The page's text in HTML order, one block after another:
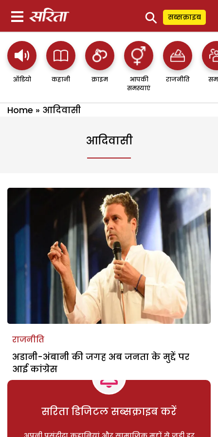
⚲ सब्सक्राइब
ऑडियो कहानी क्राइम
आपकी
समस्याएं
राजनीति
Home » आदिवासी
आदिवासी
राजनीति
अडानी-अंबानी की जगह अब जनता के मुद्दें पर
आई कांग्रेस
सरिता डिजिटल सब्सक्राइब करें